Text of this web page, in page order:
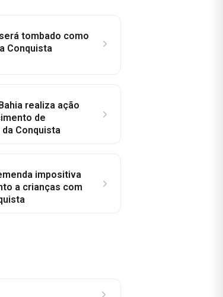
tombado como
Conquista
realiza ação
de
Conquista
impositiva
a crianças com